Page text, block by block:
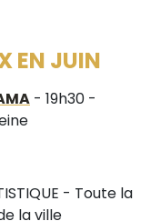
EN JUIN
- 19h30 -
- Toute la
la ville